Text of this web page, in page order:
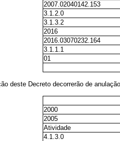
2007.02040142.153
3.1.2.0
3.1.3.2
2016
2016.03070232.164
3.1.1.1
01
deste Decreto decorrerão de
2000
2005
Atividade
4.1.3.0